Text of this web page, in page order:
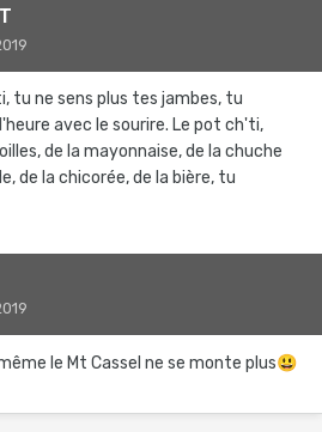
tu ne sens plus tes jambes, tu
avec le sourire. Le pot ch'ti,
de la mayonnaise, de la chuche
de la chicorée, de la bière, tu
le Mt Cassel ne se monte plus😃